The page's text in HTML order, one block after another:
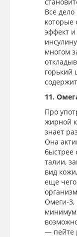
Все
которые
эффект
многом
горький
11.
Про
жирной
знает
Она
быстрее
талии,
вид
еще
Омеги-3,
— пейте